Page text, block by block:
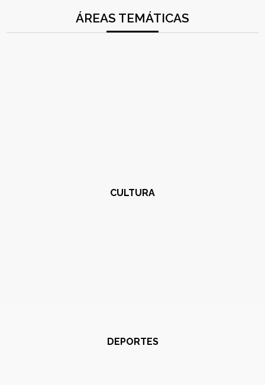
ÁREAS TEMÁTICAS
CULTURA
DEPORTES